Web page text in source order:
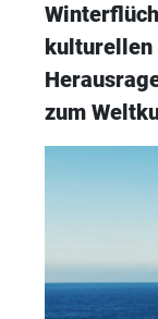
kulturellen
zum